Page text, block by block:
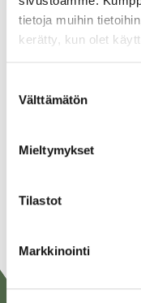
tietoja muihin
kerätty, kun olet
valinta
Välttämätön
Mieltymykset
Tilastot
Markkinointi
Facebook
Linkedin
URL